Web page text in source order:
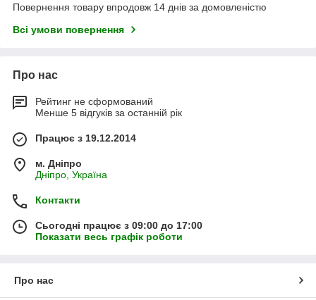
Повернення товару впродовж 14 днів за домовленістю
Всі умови повернення
Про нас
Рейтинг не сформований
Менше 5 відгуків за останній рік
Працює з 19.12.2014
м. Дніпро
Дніпро, Україна
Контакти
Сьогодні працює з 09:00 до 17:00
Показати весь графік роботи
Про нас